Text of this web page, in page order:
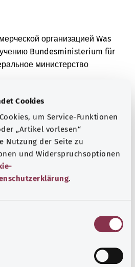
Cookies
um Service-Funktionen
„Artikel vorlesen“
Nutzung der Seite zu
und Widerspruchsoptionen
.
организацией Was
Bundesministerium für
министерство